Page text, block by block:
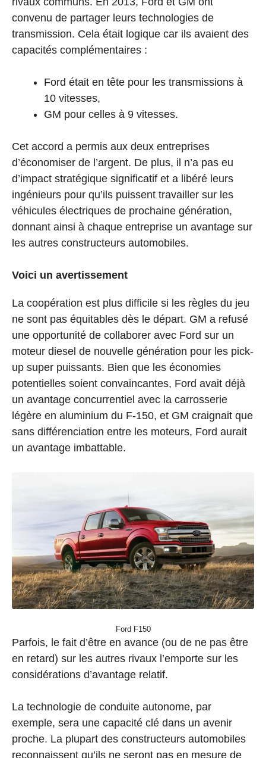
convenu de partager leurs technologies de
transmission. Cela était logique car ils avaient des
capacités complémentaires :
Ford était en tête pour les transmissions à
10 vitesses,
GM pour celles à 9 vitesses.
Cet accord a permis aux deux entreprises
d’économiser de l’argent. De plus, il n’a pas eu
d’impact stratégique significatif et a libéré leurs
ingénieurs pour qu’ils puissent travailler sur les
véhicules électriques de prochaine génération,
donnant ainsi à chaque entreprise un avantage sur
les autres constructeurs automobiles.
Voici un avertissement
La coopération est plus difficile si les règles du jeu
ne sont pas équitables dès le départ. GM a refusé
une opportunité de collaborer avec Ford sur un
moteur diesel de nouvelle génération pour les pick-
up super puissants. Bien que les économies
potentielles soient convaincantes, Ford avait déjà
un avantage concurrentiel avec la carrosserie
légère en aluminium du F-150, et GM craignait que
sans différenciation entre les moteurs, Ford aurait
un avantage imbattable.
Ford F150
Parfois, le fait d’être en avance (ou de ne pas être
en retard) sur les autres rivaux l’emporte sur les
considérations d’avantage relatif.
La technologie de conduite autonome, par
exemple, sera une capacité clé dans un avenir
proche. La plupart des constructeurs automobiles
reconnaissent qu’ils ne seront pas en mesure de